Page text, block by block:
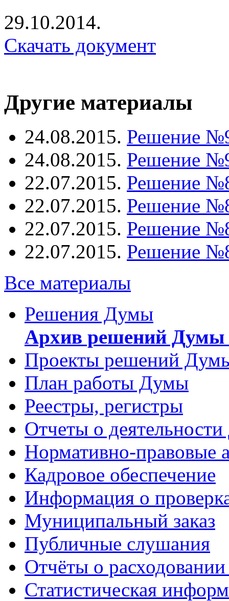
29.10.2014.
Скачать документ
Другие материалы
24.08.2015. Решение
24.08.2015. Решение
22.07.2015. Решение
22.07.2015. Решение
22.07.2015. Решение
22.07.2015. Решение
Все материалы
Решения Думы
Архив решений Думы
Проекты решений
План работы Думы
Реестры, регистры
Отчеты о
Нормативно-правовые
Кадровое обеспечение
Информация о
Муниципальный заказ
Публичные слушания
Отчёты о
Статистическая